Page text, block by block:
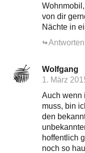
von dir
Nächte in
Antworten
Wolfgang
1. März
Auch wenn
muss, bin
den
hoffentlich
noch so